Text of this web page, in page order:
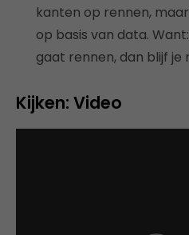
kanten op rennen,
op basis van data.
gaat rennen, dan blijf je
Kijken: Video